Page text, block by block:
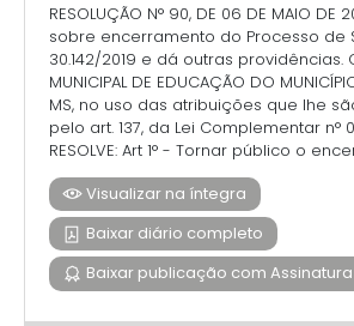
RESOLUÇÃO N° 90, DE 06 DE MAIO DE
sobre encerramento do Processo de
30.142/2019 e dá outras providências. O
MUNICIPAL DE EDUCAÇÃO DO
MS, no uso das atribuições que lhe
pelo art. 137, da Lei Complementar n°
RESOLVE: Art 1° - Tornar público o
Visualizar na íntegra
Baixar diário completo
Baixar publicação com